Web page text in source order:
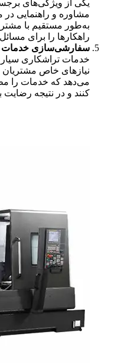
یکی از ویژگی‌های
مشاوره و راهنمایی
به‌طور مستقیم با
راهکارها را برای
سفارشی‌سازی خدمات
خدمات تراشکاری
نیازهای خاص مشتریان
می‌دهد که خدمات را
کنند و در نتیجه